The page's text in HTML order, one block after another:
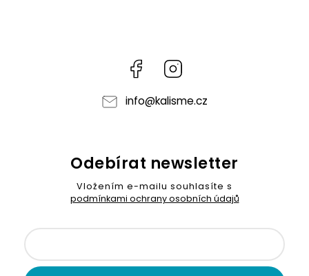
Facebook
info@kalisme.cz
Odebírat newsletter
Vložením e-mailu souhlasíte s
podmínkami ochrany osobních údajů